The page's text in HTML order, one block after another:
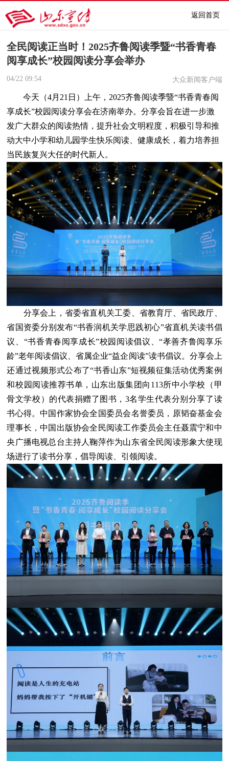
返回首页
全民阅读正当时！2025齐鲁阅读季暨“书香青春
阅享成长”校园阅读分享会举办
04/22 09:54 大众新闻客户端
今天（4月21日）上午，2025齐鲁阅读季暨“书香青春阅
享成长”校园阅读分享会在济南举办。分享会旨在进一步激
发广大群众的阅读热情，提升社会文明程度，积极引导和推
动大中小学和幼儿园学生快乐阅读、健康成长，着力培养担
当民族复兴大任的时代新人。
分享会上，省委省直机关工委、省教育厅、省民政厅、
省国资委分别发布“书香润机关学思践初心”省直机关读书倡
议、“书香青春阅享成长”校园阅读倡议、“孝善齐鲁阅享乐
龄”老年阅读倡议、省属企业“益企阅读”读书倡议。分享会上
还通过视频形式公布了“书香山东”短视频征集活动优秀案例
和校园阅读推荐书单，山东出版集团向113所中小学校（甲
骨文学校）的代表捐赠了图书，3名学生代表分别分享了读
书心得。中国作家协会全国委员会名誉委员，原韬奋基金会
理事长，中国出版协会全民阅读工作委员会主任聂震宁和中
央广播电视总台主持人鞠萍作为山东省全民阅读形象大使现
场进行了读书分享，倡导阅读、引领阅读。